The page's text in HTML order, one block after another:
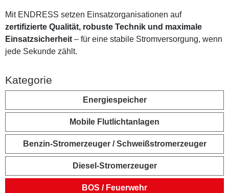
Mit ENDRESS setzen Einsatzorganisationen auf
zertifizierte Qualität, robuste Technik und maximale
Einsatzsicherheit – für eine stabile Stromversorgung, wenn
jede Sekunde zählt.
Kategorie
Energiespeicher
Mobile Flutlichtanlagen
Benzin-Stromerzeuger / Schweiß­strom­erzeuger
Diesel-Stromerzeuger
BOS / Feuerwehr